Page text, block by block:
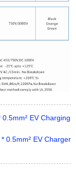
EV Charging
0.5mm² EV Charger